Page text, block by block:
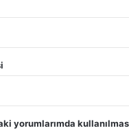
yorumlarımda